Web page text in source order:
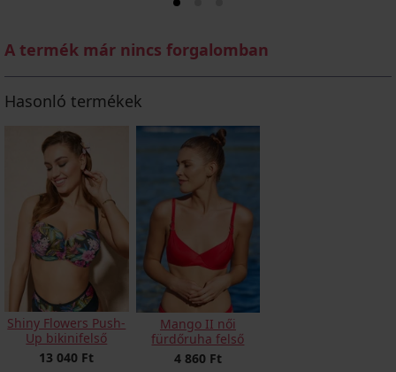
A termék már nincs forgalomban
Hasonló termékek
Shiny Flowers Push-
Up bikinifelső
13 040 Ft
Mango II női
fürdőruha felső
4 860 Ft